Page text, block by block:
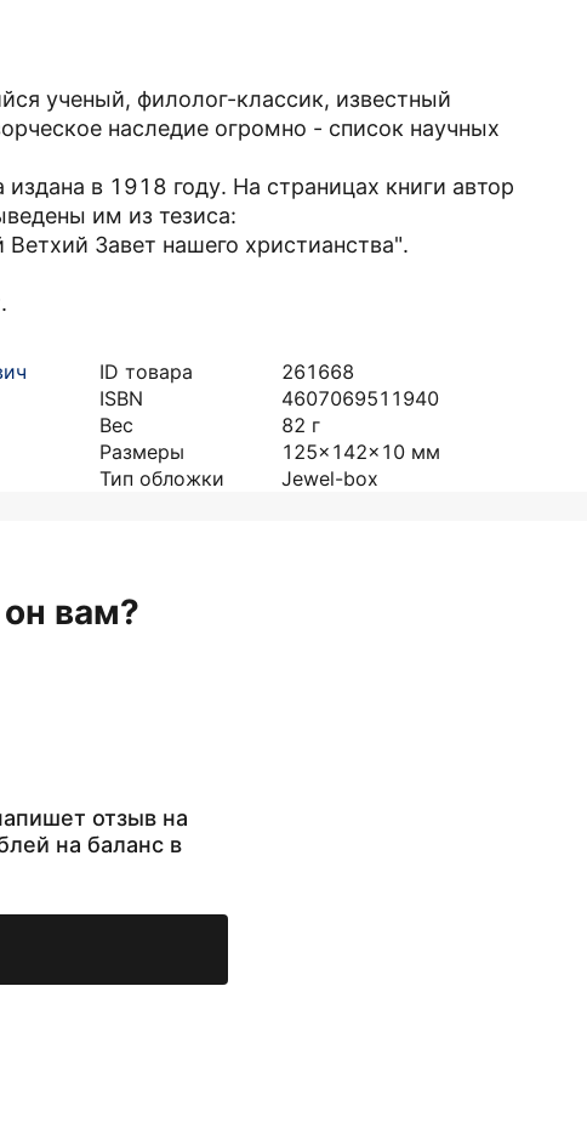
ученый, филолог-классик, известный
наследие огромно - список научных
в 1918 году. На страницах книги автор
им из тезиса:
Завет нашего христианства".
ID товара
261668
ISBN
4607069511940
Вес
82 г
Размеры
125x142x10 мм
Тип обложки
Jewel-box
вам?
отзыв на
на баланс в